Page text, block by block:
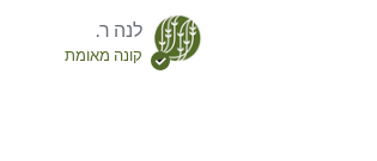
לנה ר.
קונה מאומת